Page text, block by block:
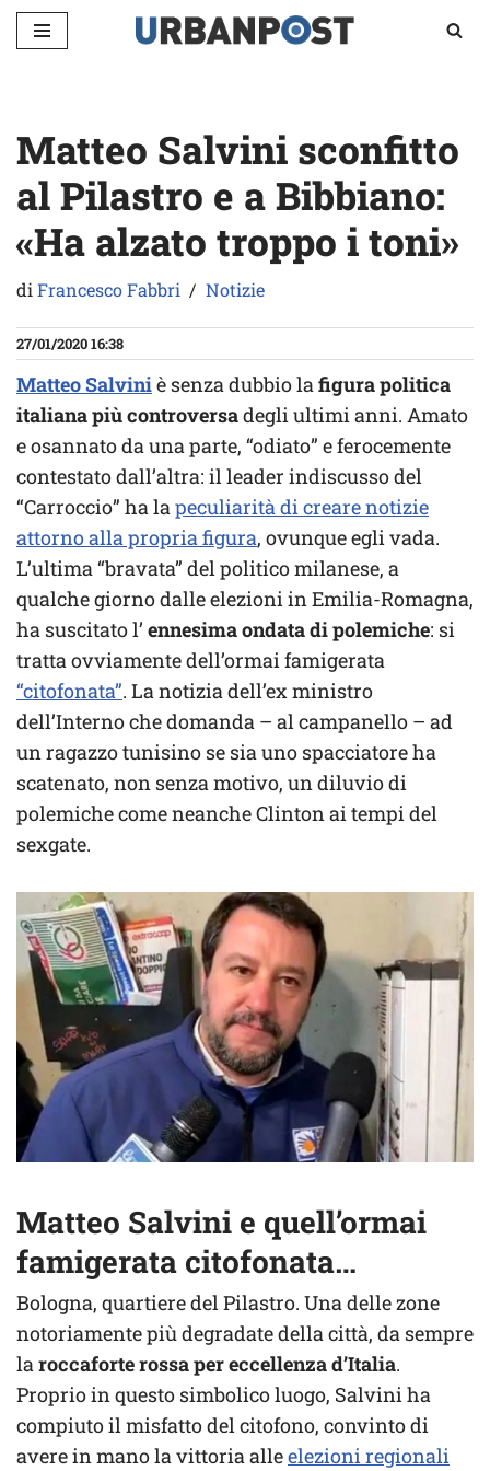
Matteo Salvini sconfitto
al Pilastro e a Bibbiano:
«Ha alzato troppo i toni»
diFrancesco Fabbri Notizie
27/01/2020 16:38
Matteo Salviniè senza dubbio lafigura politica
italiana più controversadegli ultimi anni. Amato
e osannato da una parte, “odiato” e ferocemente
contestato dall’altra: il leader indiscusso del
“Carroccio” ha lapeculiarità di creare notizie
attorno alla propria figura, ovunque egli vada.
L’ultima “bravata” del politico milanese, a
qualche giorno dalle elezioni in Emilia-Romagna,
ha suscitato l’ ennesima ondata di polemiche: si
tratta ovviamente dell’ormai famigerata
“citofonata”. La notizia dell’ex ministro
dell’Interno che domanda – al campanello – ad
un ragazzo tunisino se sia uno spacciatore ha
scatenato, non senza motivo, un diluvio di
polemiche come neanche Clinton ai tempi del
sexgate.
Matteo Salvini e quell’ormai
famigerata citofonata…
Bologna, quartiere del Pilastro. Una delle zone
notoriamente più degradate della città, da sempre
laroccaforte rossa per eccellenza d’Italia.
Proprio in questo simbolico luogo, Salvini ha
compiuto il misfatto del citofono, convinto di
avere in mano la vittoria alleelezioni regionali